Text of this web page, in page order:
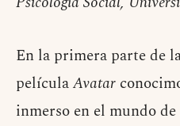
En la primera parte de
películaAvatar
inmerso en el mundo